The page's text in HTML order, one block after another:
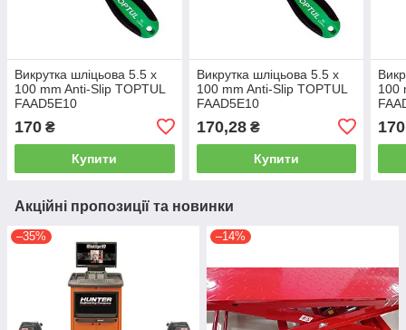
Викрутка шліцьова 5.5 x
100 mm Anti-Slip TOPTUL
FAAD5E10
170 ₴
Купити
Викрутка шліцьова 5.5 x
100 mm Anti-Slip TOPTUL
FAAD5E10
170,28₴
Купити
100
Акційні пропозиції та новинки
–35% –14%